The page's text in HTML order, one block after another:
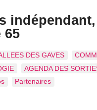
65
DES GAVES
AGENDA DES
Partenaires